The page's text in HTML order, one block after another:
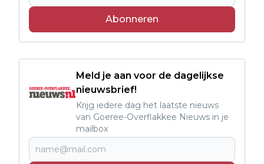
Abonneren
Meld je aan voor de dagelijkse
nieuwsbrief!
Krijg iedere dag het laatste nieuws
van Goeree-Overflakkee Nieuws in je
mailbox